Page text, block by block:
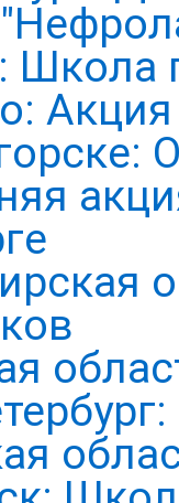
Школа